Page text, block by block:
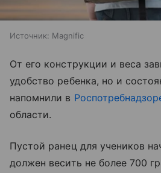
Источник: Magnific
От его конструкции и веса
удобство ребенка, но и
напомнили в
области.
Пустой ранец для учеников
должен весить не более 700